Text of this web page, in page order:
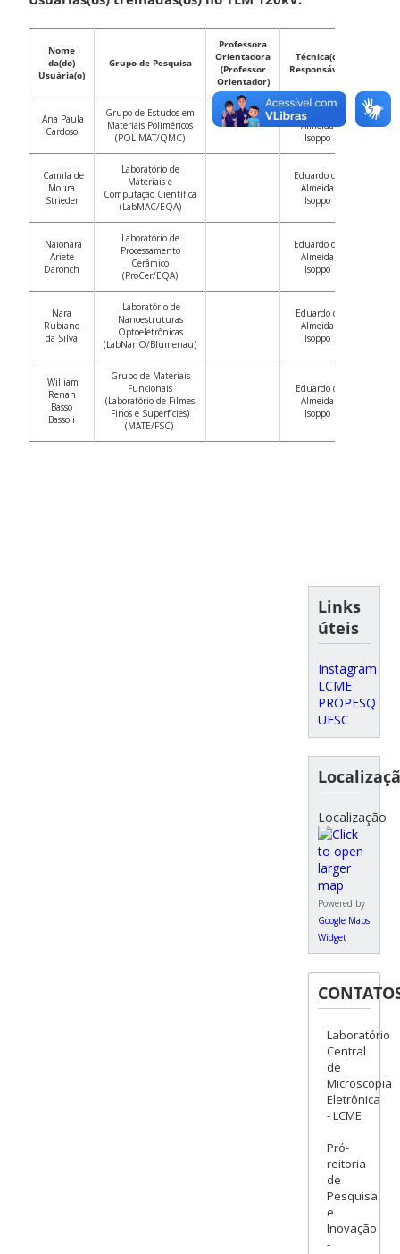
Nome
da(do)
Usuária(o)
Grupo de Pesquisa
Professora
Orientadora
(Professor
Orientador)
Técnica(o)
Responsável
Ana Paula
Cardoso
Grupo de Estudos em
Materiais Poliméricos
(POLIMAT/QMC)
Eduardo de
Almeida
Isoppo
Camila de
Moura
Strieder
Laboratório de
Materiais e
Computação Científica
(LabMAC/EQA)
Eduardo de
Almeida
Isoppo
Naionara
Ariete
Daronch
Laboratório de
Processamento
Cerâmico
(ProCer/EQA)
Eduardo de
Almeida
Isoppo
Nara
Rubiano
da Silva
Laboratório de
Nanoestruturas
Optoeletrônicas
(LabNanO/Blumenau)
Eduardo de
Almeida
Isoppo
William
Renan
Basso
Bassoli
Grupo de Materiais
Funcionais
(Laboratório de Filmes
Finos e Superfícies)
(MATE/FSC)
Eduardo de
Almeida
Isoppo
Links
úteis
Instagram
LCME
PROPESQ
UFSC
Localização
Powered by
Google Maps
Widget
Laboratório
Central
de
Microscopia
Eletrônica
- LCME
Pró-
reitoria
de
Pesquisa
e
Inovação
-